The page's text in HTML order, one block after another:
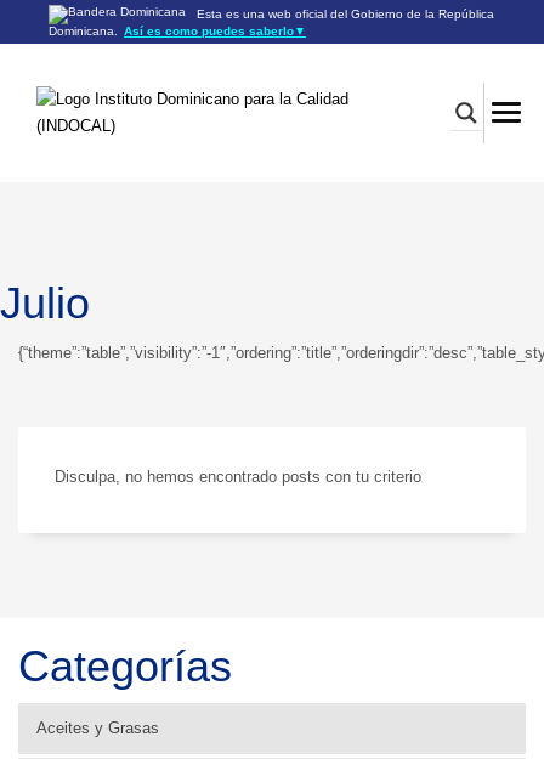
Esta es una web oficial del Gobierno de la República
Dominicana.
Así es como puedes saberlo▼
Los sitios web oficiales utilizan .gob.do o .gov.do
Los sitios web oficiales .gob.do o .gov.do seguros utilizan
HTTPS
Julio
{“theme”:”table”,”visibility”:”-
Disculpa, no hemos encontrado posts con tu criterio
Categorías
Aceites y Grasas